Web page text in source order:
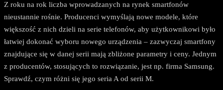
Z roku na rok liczba wprowadzanych na rynek smartfonów
nieustannie rośnie. Producenci wymyślają nowe modele, które
większość z nich dzieli na serie telefonów, aby użytkownikowi było
łatwiej dokonać wyboru nowego urządzenia – zazwyczaj smartfony
znajdujące się w danej serii mają zbliżone parametry i ceny. Jednym
z producentów, stosujących to rozwiązanie, jest np. firma Samsung.
Sprawdź, czym różni się jego seria A od serii M.